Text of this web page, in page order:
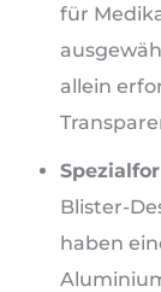
für
allein
Blister-
haben